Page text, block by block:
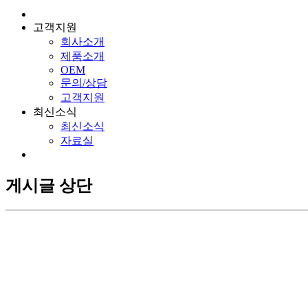
고객지원
회사소개
제품소개
OEM
문의/상담
고객지원
최신소식
최신소식
자료실
게시글 상단